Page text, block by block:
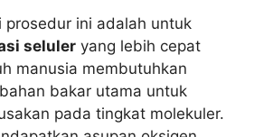
prosedur ini adalah untuk
seluler yang lebih cepat
manusia membutuhkan
bakar utama untuk
pada tingkat molekuler.